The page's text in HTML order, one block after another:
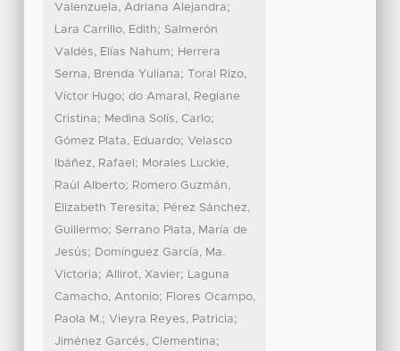
Valenzuela, Adriana Alejandra;
Lara Carrillo, Edith; Salmerón
Valdés, Elías Nahum; Herrera
Serna, Brenda Yuliana;
Toral Rizo,
Víctor Hugo; do Amaral, Regiane
Cristina; Medina Solís, Carlo;
Gómez Plata, Eduardo; Velasco
Ibáñez, Rafael ; Morales Luckie,
Raúl Alberto; Romero Guzmán,
Elizabeth Teresita; Pérez Sánchez,
Guillermo; Serrano Plata, María de
Jesús; Domínguez García, Ma.
Victoria; Allirot, Xavier; Laguna
Camacho, Antonio; Flores Ocampo,
Paola M.; Vieyra Reyes, Patricia;
Jiménez Garcés, Clementina;